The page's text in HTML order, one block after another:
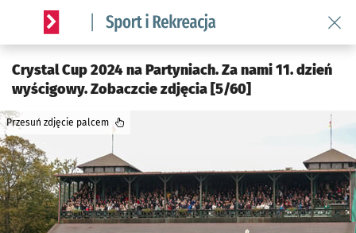
Serwis informacyjny wroclaw.pl podserwis: Sport i rekreacja
Crystal Cup 2024 na Partyniach. Za nami 11. dzień
wyścigowy. Zobaczcie zdjęcia [5/60]
Przesuń zdjęcie palcem